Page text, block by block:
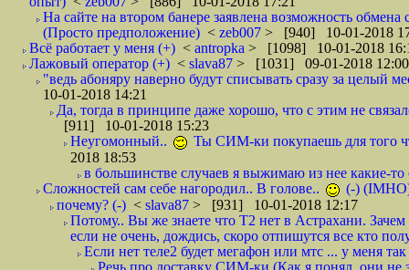
На сайте на втором банере заявлена возможность
(Просто предположение) < zeb007 > [940] 10-01-2018
Всё работает у меня (+) < antropka > [1098] 10-01-2018
Лажовый оператор (+) < slava87 > [1031] 09-01-2018 12:00
"ведь абоняру наверно будут списывать сразу за целый
10-01-2018 14:21
Да, тогда в принципе даже хорошо, что с этим не
[911] 10-01-2018 15:23
Неугомонный..
Ты СИМ-ки покупаешь для того
2018 18:53
в большинстве случаев я выжимаю из нее какие-то
Сложностей сам себе нагородил.. В голове..
(-)
почему? (-) < slava87 > [931] 10-01-2018 12:17
Потому.. Вы же знаете что Т2 нет в Астрахани.
если не очень, дождись, скоро отпишутся все кто
Если нет теле2 будет мегафон или мтс ... у меня
Речь про доставку СИМ-ки (Как я понял, они не